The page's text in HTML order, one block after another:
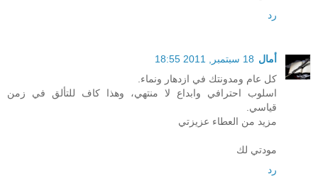
رد
أمال 18 سبتمبر, 2011 18:55
كل عام ومدونتك في ازدهار ونماء.
اسلوب احترافي وابداع لا منتهي، وهذا كاف للتألق في زمن
قياسي.
مزيد من العطاء عزيزتي
مودتي لك
رد